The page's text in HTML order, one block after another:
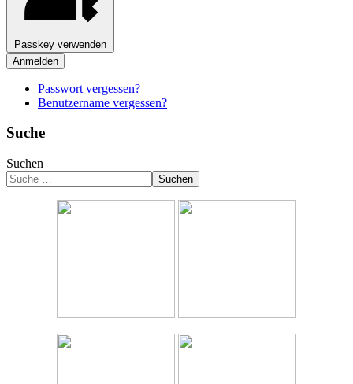
Passkey verwenden
Anmelden
Passwort vergessen?
Benutzername vergessen?
Suche
Suchen
Suchen